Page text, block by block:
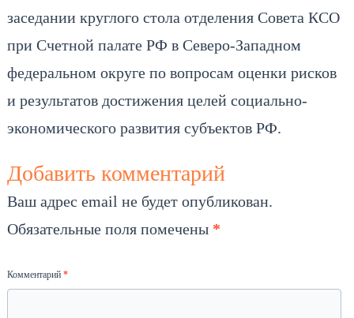
заседании круглого стола отделения Совета КСО
при Счетной палате РФ в Северо-Западном
федеральном округе по вопросам оценки рисков
и результатов достижения целей социально-
экономического развития субъектов РФ.
Добавить комментарий
Ваш адрес email не будет опубликован.
Обязательные поля помечены *
Комментарий*